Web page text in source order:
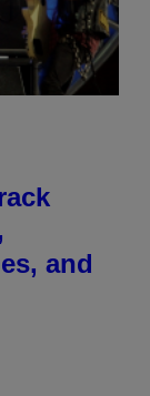
and